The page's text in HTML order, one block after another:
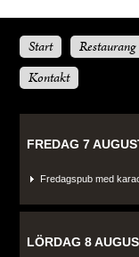
Start Restaurang
Kontakt
FREDAG 7
Fredagspub med
LÖRDAG 8